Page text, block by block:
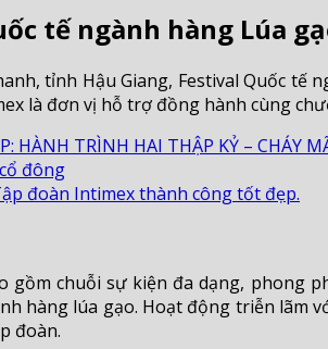
tế ngành hàng Lúa
tỉnh Hậu Giang, Festival Quốc tế
là đơn vị hỗ trợ đồng hành cùng
HÀNH TRÌNH HAI THẬP KỶ – CHÁY
đông
đoàn Intimex thành công tốt đẹp.
gồm chuỗi sự kiện đa dạng, phong
hàng lúa gạo. Hoạt động triễn lãm
đoàn.